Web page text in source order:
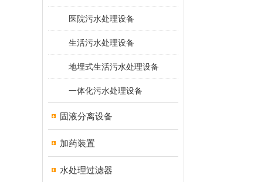
医院污水处理设备
生活污水处理设备
地埋式生活污水处理设备
一体化污水处理设备
固液分离设备
加药装置
水处理过滤器